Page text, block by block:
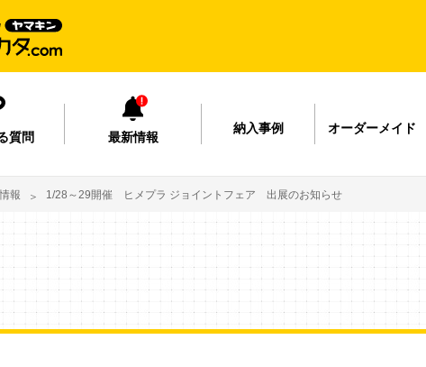
質問 最新情報
納入事例 オーダーメイド
報 1/28～29開催 ヒメプラ ジョイントフェア 出展のお知らせ